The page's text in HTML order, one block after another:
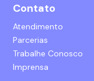
Contato
Atendimento
Parcerias
Trabalhe Conosco
Imprensa